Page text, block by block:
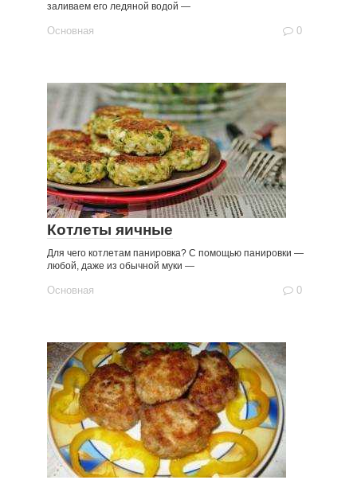
заливаем его ледяной водой —
Основная 0
Котлеты яичные
Для чего котлетам панировка? С помощью панировки —
любой, даже из обычной муки —
Основная 0